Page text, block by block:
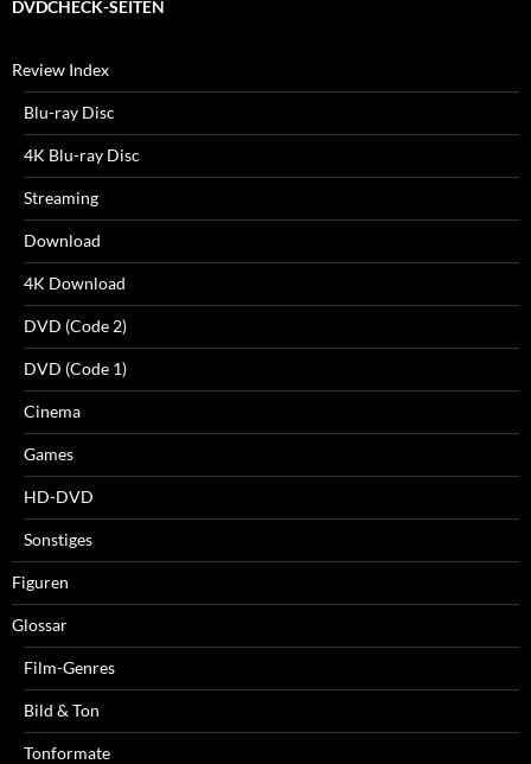
DVDCHECK-SEITEN
Review Index
Blu-ray Disc
4K Blu-ray Disc
Streaming
Download
4K Download
DVD (Code 2)
DVD (Code 1)
Cinema
Games
HD-DVD
Sonstiges
Figuren
Glossar
Film-Genres
Bild & Ton
Tonformate